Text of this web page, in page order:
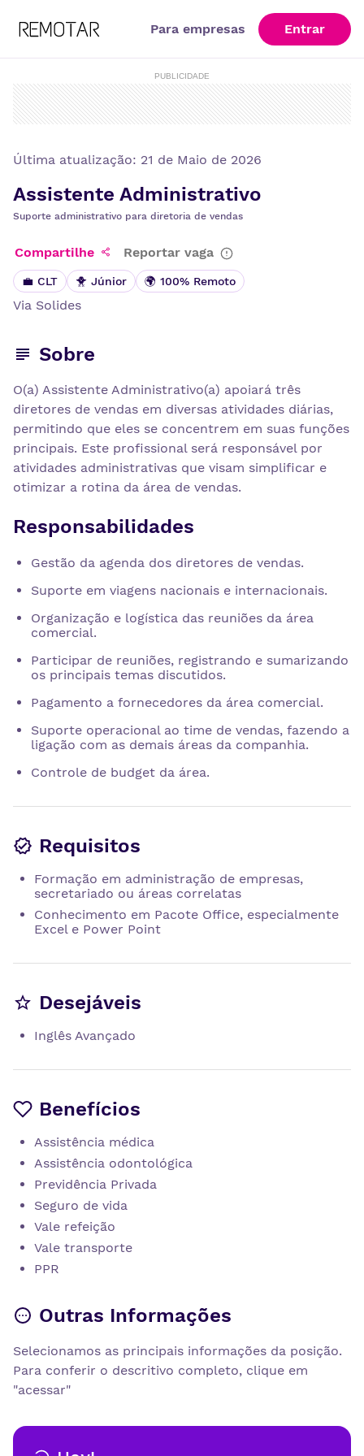
Para empresas Entrar
PUBLICIDADE
Última atualização: 21 de Maio de 2026
Assistente Administrativo
Suporte administrativo para diretoria de vendas
Compartilhe Reportar vaga
💼 CLT 🐥 Júnior 🌍 100% Remoto
Via Solides
Sobre
O(a) Assistente Administrativo(a) apoiará três
diretores de vendas em diversas atividades diárias,
permitindo que eles se concentrem em suas funções
principais. Este profissional será responsável por
atividades administrativas que visam simplificar e
otimizar a rotina da área de vendas.
Responsabilidades
Gestão da agenda dos diretores de vendas.
Suporte em viagens nacionais e internacionais.
Organização e logística das reuniões da área
comercial.
Participar de reuniões, registrando e sumarizando
os principais temas discutidos.
Pagamento a fornecedores da área comercial.
Suporte operacional ao time de vendas, fazendo a
ligação com as demais áreas da companhia.
Controle de budget da área.
Requisitos
Formação em administração de empresas,
secretariado ou áreas correlatas
Conhecimento em Pacote Office, especialmente
Excel e Power Point
Desejáveis
Inglês Avançado
Benefícios
Assistência médica
Assistência odontológica
Previdência Privada
Seguro de vida
Vale refeição
Vale transporte
PPR
Outras Informações
Selecionamos as principais informações da posição.
Para conferir o descritivo completo, clique em
"acessar"